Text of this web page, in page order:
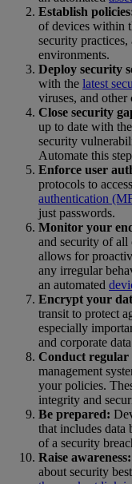
Establish
of devices within
security
environments.
Deploy security
with the latest
viruses, and other
Close security
up to date with
security
Automate this
Enforce user
protocols to
authentication
just passwords.
Monitor your
and security of all
allows for
any irregular
an automated
Encrypt your
transit to protect
especially
and corporate
Conduct regular
management
your policies.
integrity and
Be prepared:
that includes data
of a security
Raise awareness:
about security